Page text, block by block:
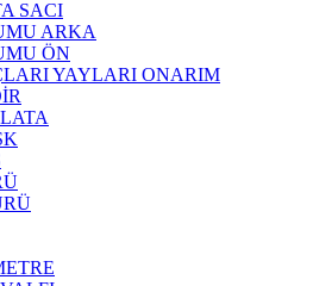
SACI
ARKA
ÖN
YAYLARI ONARIM